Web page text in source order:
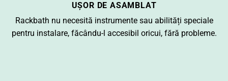
UȘOR DE ASAMBLAT
Rackbath nu necesită instrumente sau abilități speciale
pentru instalare, făcându-l accesibil oricui, fără probleme.